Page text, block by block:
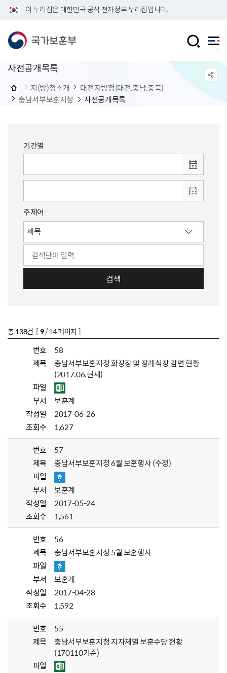
이 누리집은 대한민국 공식 전자정부 누리집입니다.
사전공개목록
지(방)청소개
대전지방청(대전,충남,충북)
충남서부보훈지청
사전공개목록
기간별
주제어
검색
총 138건 [9/ 14 페이지 ]
번호
58
제목
충남서부보훈지청 화장장 및 장례식장 감면 현황
(2017.06.현재)
파일
부서
보훈계
작성일
2017-06-26
조회수
1,627
번호
57
제목
충남서부보훈지청 6월 보훈행사 (수정)
파일
부서
보훈계
작성일
2017-05-24
조회수
1,561
번호
56
제목
충남서부보훈지청 5월 보훈행사
파일
부서
보훈계
작성일
2017-04-28
조회수
1,592
번호
55
제목
충남서부보훈지청 지자체별 보훈수당 현황
(170110기준)
파일